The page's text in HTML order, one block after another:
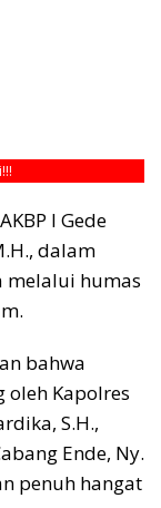
I Gede
dalam
melalui humas
bahwa
Kapolres
S.H.,
Ende, Ny.
penuh hangat